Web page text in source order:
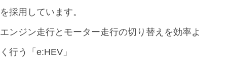
を採用しています。
エンジン走行とモーター走行の切り替えを効率よ
く行う「e:HEV」